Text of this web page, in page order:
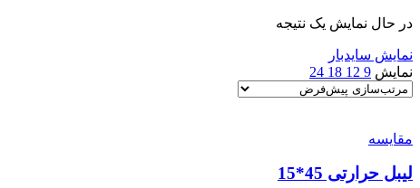
در حال نمایش یک نتیجه
نمایش سایدبار
نمایش 9
12
18
24
مقایسه
لیبل حرارتی 45*15